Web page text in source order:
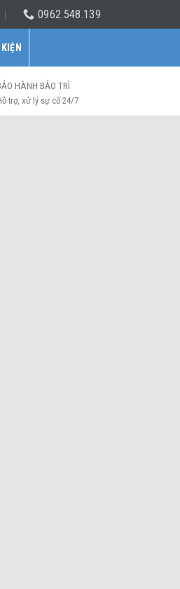
0962.548.139
HÀNH BẢO TRÌ
trợ, xử lý sự cố 24/7